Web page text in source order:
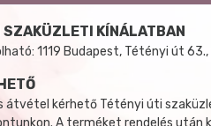
SZAKÜZLETI KÍNÁLATBAN
1119 Budapest, Tétényi út
átvétel kérhető Tétényi úti
A terméket rendelés